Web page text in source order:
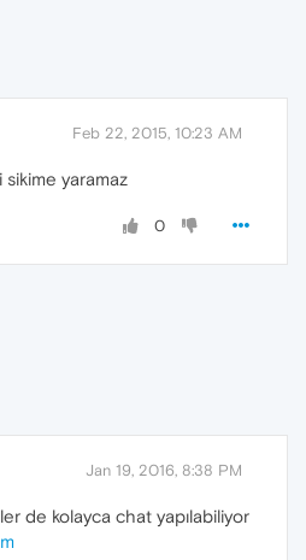
Feb 22, 2015, 10:23 AM
yaramaz
0
Jan 19, 2016, 8:38 PM
de kolayca chat yapılabiliyor